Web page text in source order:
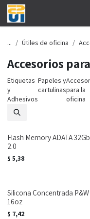
Ir al contenido
... Útiles de oficina
Accesorios
Etiquetas
y
Adhesivos
Papeles y
cartulinaspara la
oficina
Flash Memory ADATA
2.0
$ 5,38
Silicona Concentrada
16oz
$ 7,42